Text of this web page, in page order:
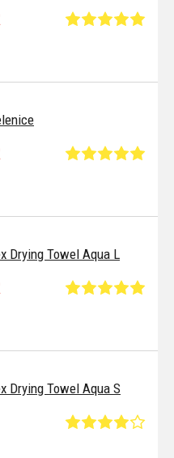
Drying Towel Aqua L
Drying Towel Aqua S